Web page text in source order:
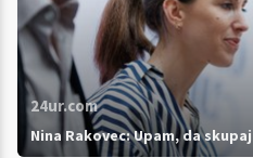
24ur.com
Nina Rakovec: Upam, da